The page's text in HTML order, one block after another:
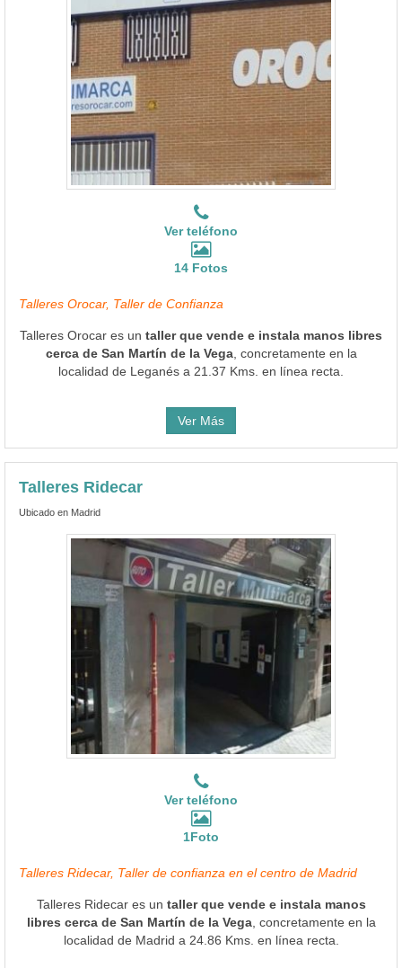
Ver teléfono
14 Fotos
Talleres Orocar, Taller de Confianza
Talleres Orocar es un taller que vende e instala manos libres
cerca de San Martín de la Vega, concretamente en la
localidad de Leganés a 21.37 Kms. en línea recta.
Ver Más
Talleres Ridecar
Ubicado en Madrid
Ver teléfono
1Foto
Talleres Ridecar, Taller de confianza en el centro de Madrid
Talleres Ridecar es un taller que vende e instala manos
libres cerca de San Martín de la Vega, concretamente en la
localidad de Madrid a 24.86 Kms. en línea recta.